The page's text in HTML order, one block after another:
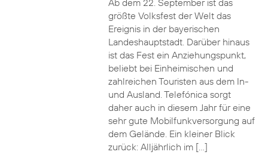
Ab dem 22. September ist das
größte Volksfest der Welt das
Ereignis in der bayerischen
Landeshauptstadt. Darüber hinaus
ist das Fest ein Anziehungspunkt,
beliebt bei Einheimischen und
zahlreichen Touristen aus dem In-
und Ausland. Telefónica sorgt
daher auch in diesem Jahr für eine
sehr gute Mobilfunkversorgung auf
dem Gelände. Ein kleiner Blick
zurück: Alljährlich im […]